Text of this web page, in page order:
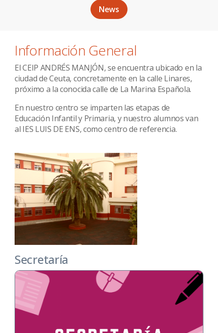
News
Información General
El CEIP ANDRÉS MANJÓN, se encuentra ubicado en la
ciudad de Ceuta, concretamente en la calle Linares,
próximo a la conocida calle de La Marina Española.
En nuestro centro se imparten las etapas de
Educación Infantil y Primaria, y nuestro alumnos van
al IES LUIS DE ENS, como centro de referencia.
Secretaría